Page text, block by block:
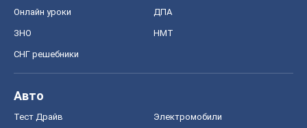
Онлайн уроки ДПА
ЗНО НМТ
СНГ решебники
Авто
Тест Драйв Электромобили